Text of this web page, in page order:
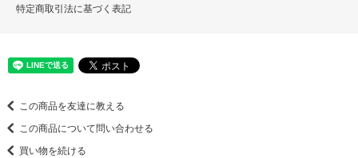
特定商取引法に基づく表記
この商品を友達に教える
この商品について問い合わせる
買い物を続ける